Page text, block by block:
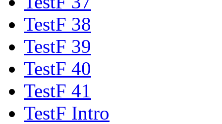
TestF 38
TestF 39
TestF 40
TestF 41
TestF Intro